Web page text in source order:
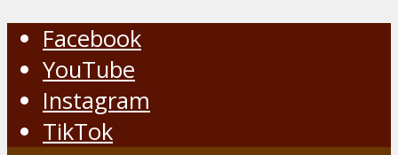
Facebook
YouTube
Instagram
TikTok